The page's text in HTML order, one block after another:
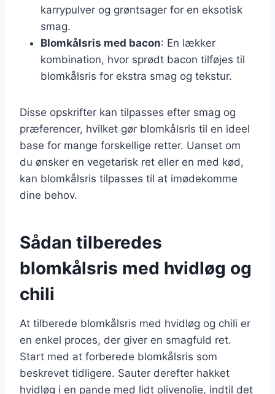
karrypulver og grøntsager for en eksotisk
smag.
Blomkålsris med bacon: En lækker
kombination, hvor sprødt bacon tilføjes til
blomkålsris for ekstra smag og tekstur.
Disse opskrifter kan tilpasses efter smag og
præferencer, hvilket gør blomkålsris til en ideel
base for mange forskellige retter. Uanset om
du ønsker en vegetarisk ret eller en med kød,
kan blomkålsris tilpasses til at imødekomme
dine behov.
Sådan tilberedes
blomkålsris med hvidløg og
chili
At tilberede blomkålsris med hvidløg og chili er
en enkel proces, der giver en smagfuld ret.
Start med at forberede blomkålsris som
beskrevet tidligere. Sauter derefter hakket
hvidløg i en pande med lidt olivenolie, indtil det